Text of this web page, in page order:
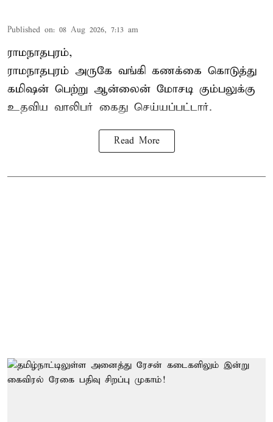
Published on: 08 Aug 2026, 7:13 am
ராமநாதபுரம்,
ராமநாதபுரம் அருகே வங்கி கணக்கை கொடுத்து
கமிஷன் பெற்று ஆன்லைன் மோசடி கும்பலுக்கு
உதவிய வாலிபர் கைது செய்யப்பட்டார்.
Read More